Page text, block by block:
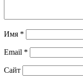
Имя *
Email *
Сайт